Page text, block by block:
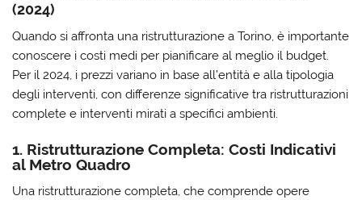
(2024)
Quando si affronta una ristrutturazione a Torino, è importante
conoscere i costi medi per pianificare al meglio il budget.
Per il 2024, i prezzi variano in base all’entità e alla tipologia
degli interventi, con differenze significative tra ristrutturazioni
complete e interventi mirati a specifici ambienti.
1. Ristrutturazione Completa: Costi Indicativi
al Metro Quadro
Una ristrutturazione completa, che comprende opere